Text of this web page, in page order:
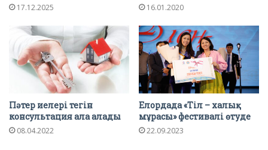
17.12.2025 16.01.2020
Пәтер иелері тегін
консультация ала алады
08.04.2022
Елордада «Тіл – халық
мұрасы» фестивалі өтуде
22.09.2023